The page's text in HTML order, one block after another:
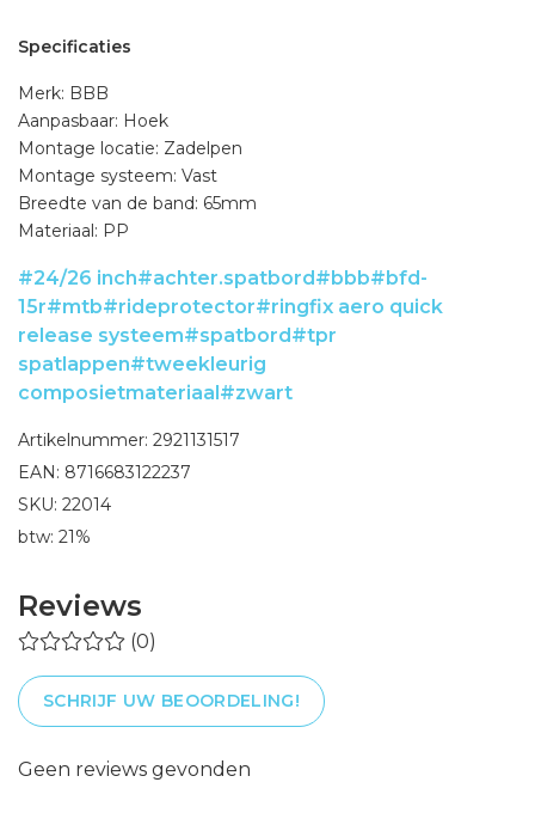
Specificaties
Merk: BBB
Aanpasbaar: Hoek
Montage locatie: Zadelpen
Montage systeem: Vast
Breedte van de band: 65mm
Materiaal: PP
#24/26 inch#achter.spatbord#bbb#bfd-
15r#mtb#rideprotector#ringfix aero quick
release systeem#spatbord#tpr
spatlappen#tweekleurig
composietmateriaal#zwart
Artikelnummer: 2921131517
EAN: 8716683122237
SKU: 22014
btw: 21%
Reviews
(0)
SCHRIJF UW BEOORDELING!
Geen reviews gevonden